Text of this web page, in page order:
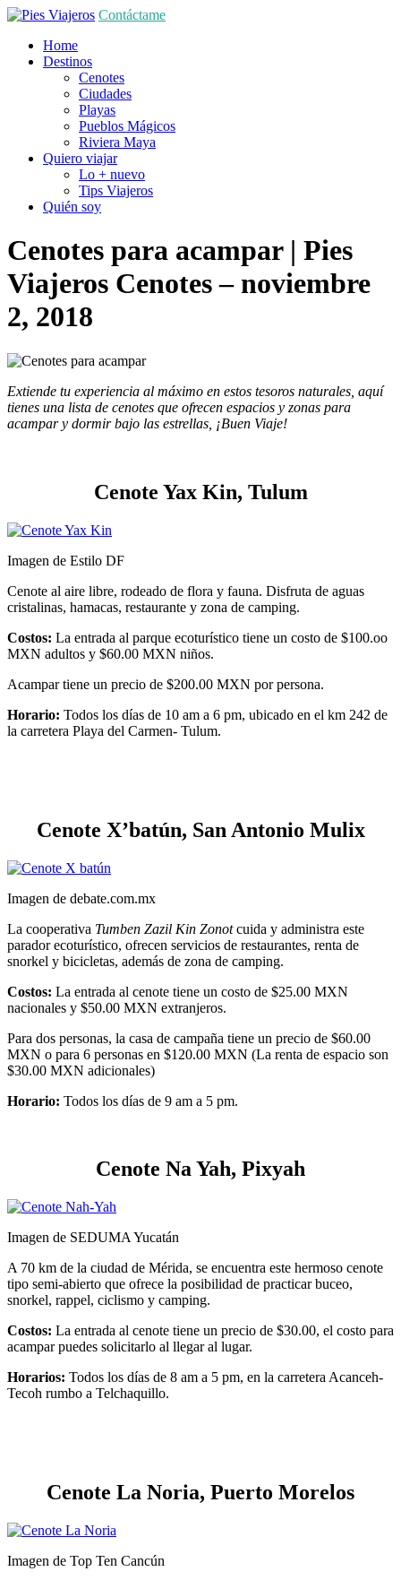
Contáctame
Home
Destinos
Cenotes
Ciudades
Playas
Pueblos Mágicos
Riviera Maya
Quiero viajar
Lo + nuevo
Tips Viajeros
Quién soy
Cenotes para acampar | Pies
Viajeros Cenotes– noviembre
2, 2018
Extiende tu experiencia al máximo en estos tesoros naturales, aquí
tienes una lista de cenotes que ofrecen espacios y zonas para
acampar y dormir bajo las estrellas, ¡Buen Viaje!
Cenote Yax Kin, Tulum
Imagen de Estilo DF
Cenote al aire libre, rodeado de flora y fauna. Disfruta de aguas
cristalinas, hamacas, restaurante y zona de camping.
Costos: La entrada al parque ecoturístico tiene un costo de $100.oo
MXN adultos y $60.00 MXN niños.
Acampar tiene un precio de $200.00 MXN por persona.
Horario: Todos los días de 10 am a 6 pm, ubicado en el km 242 de
la carretera Playa del Carmen- Tulum.
Cenote X’batún, San Antonio Mulix
Imagen de debate.com.mx
La cooperativa Tumben Zazil Kin Zonotcuida y administra este
parador ecoturístico, ofrecen servicios de restaurantes, renta de
snorkel y bicicletas, además de zona de camping.
Costos: La entrada al cenote tiene un costo de $25.00 MXN
nacionales y $50.00 MXN extranjeros.
Para dos personas, la casa de campaña tiene un precio de $60.00
MXN o para 6 personas en $120.00 MXN (La renta de espacio son
$30.00 MXN adicionales)
Horario: Todos los días de 9 am a 5 pm.
Cenote Na Yah, Pixyah
Imagen de SEDUMA Yucatán
A 70 km de la ciudad de Mérida, se encuentra este hermoso cenote
tipo semi-abierto que ofrece la posibilidad de practicar buceo,
snorkel, rappel, ciclismo y camping.
Costos: La entrada al cenote tiene un precio de $30.00, el costo para
acampar puedes solicitarlo al llegar al lugar.
Horarios: Todos los días de 8 am a 5 pm, en la carretera Acanceh-
Tecoh rumbo a Telchaquillo.
Cenote La Noria, Puerto Morelos
Imagen de Top Ten Cancún